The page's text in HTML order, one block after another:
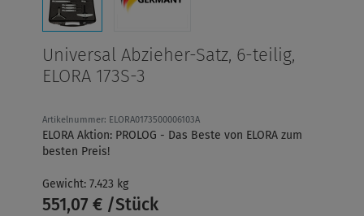
Universal Abzieher-Satz, 6-teilig,
ELORA 173S-3
Artikelnummer: ELORA0173500006103A
ELORA Aktion: PROLOG - Das Beste von ELORA zum
besten Preis!
Gewicht: 7.423 kg
551,07 € /Stück